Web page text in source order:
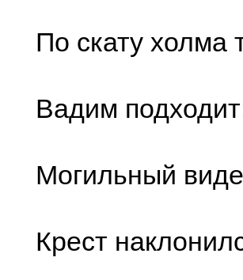
По скату холма
Вадим
Могильный
Крест